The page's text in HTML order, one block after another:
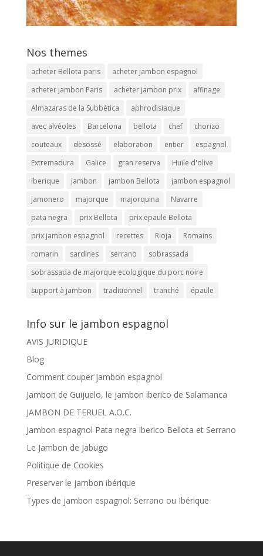
Nos themes
acheter Bellota paris
acheter jambon espagnol
acheter jambon Paris
acheter jambon prix
affinage
Almazaras de la Subbética
aphrodisiaque
avec alvéoles
Barcelona bellota chef
chorizo
couteaux
desossé elaboration entier
espagnol
Extremadura
Galice gran reserva
Huile d'olive
iberique
jambon jambon Bellota
jambon espagnol
jamonero
majorque majorquina
Navarre
pata negra
prix Bellota
prix epaule Bellota
prix jambon espagnol
recettes Rioja
Romains
romarin
sardines serrano
sobrassada
sobrassada de majorque ecologique du porc noire
support à jambon
traditionnel tranché épaule
Info sur le jambon espagnol
AVIS JURIDIQUE
Blog
Comment couper jambon espagnol
Jambon de Guijuelo, le jambon iberico de Salamanca
JAMBON DE TERUEL A.O.C.
Jambon espagnol Pata negra iberico Bellota et Serrano
Le Jambon de Jabugo
Politique de Cookies
Preserver le jambon ibérique
Types de jambon espagnol: Serrano ou Ibérique